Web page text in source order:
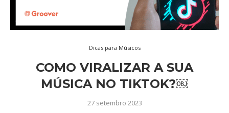
Dicas para Músicos
COMO VIRALIZAR A SUA
MÚSICA NO TIKTOK?￼
27 setembro 2023